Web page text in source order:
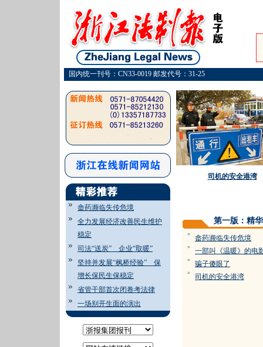
国内统一刊号：CN33-0019 邮发代号：31-25
畲药濒临失传危境
全力发展经济改善民生维护
稳定
司法“送炭” 企业“取暖”
坚持并发展“枫桥经验” 保
增长保民生保稳定
省管干部首次闭卷考法律
一场别开生面的演出
司机的安全港湾
第一版：精
= 畲药濒临失传危境
= 一部叫《温暖》的电
= 骗子傻眼了
= 司机的安全港湾